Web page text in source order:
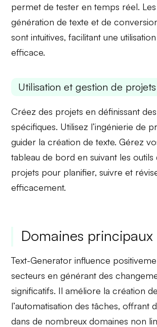
permet de tester en temps réel.
génération de texte et de
sont intuitives, facilitant une
efficace.
Utilisation et gestion de projets
Créez des projets en définissant des
spécifiques. Utilisez l’ingénierie de
guider la création de texte. Gérez
tableau de bord en suivant lesoutils
projets pour planifier, suivre et
efficacement.
Domaines principaux
Text-Generator influence
secteurs en générant des
significatifs. Il améliore lacréation
l’automatisation des tâches, offrant
dans de nombreux domaines non